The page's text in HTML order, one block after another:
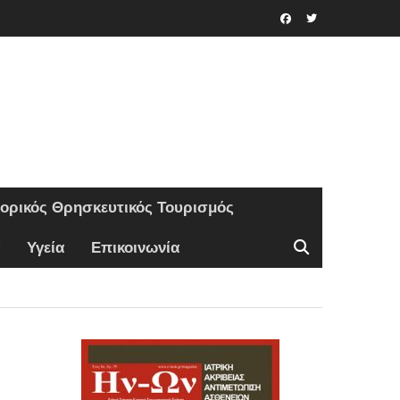
Θρησκευτικός Τουρισμός
Υγεία Επικοινωνία